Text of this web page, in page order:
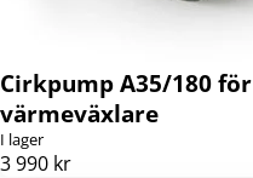
Cirkpump A35/180 för
värmeväxlare
I lager
3 990 kr